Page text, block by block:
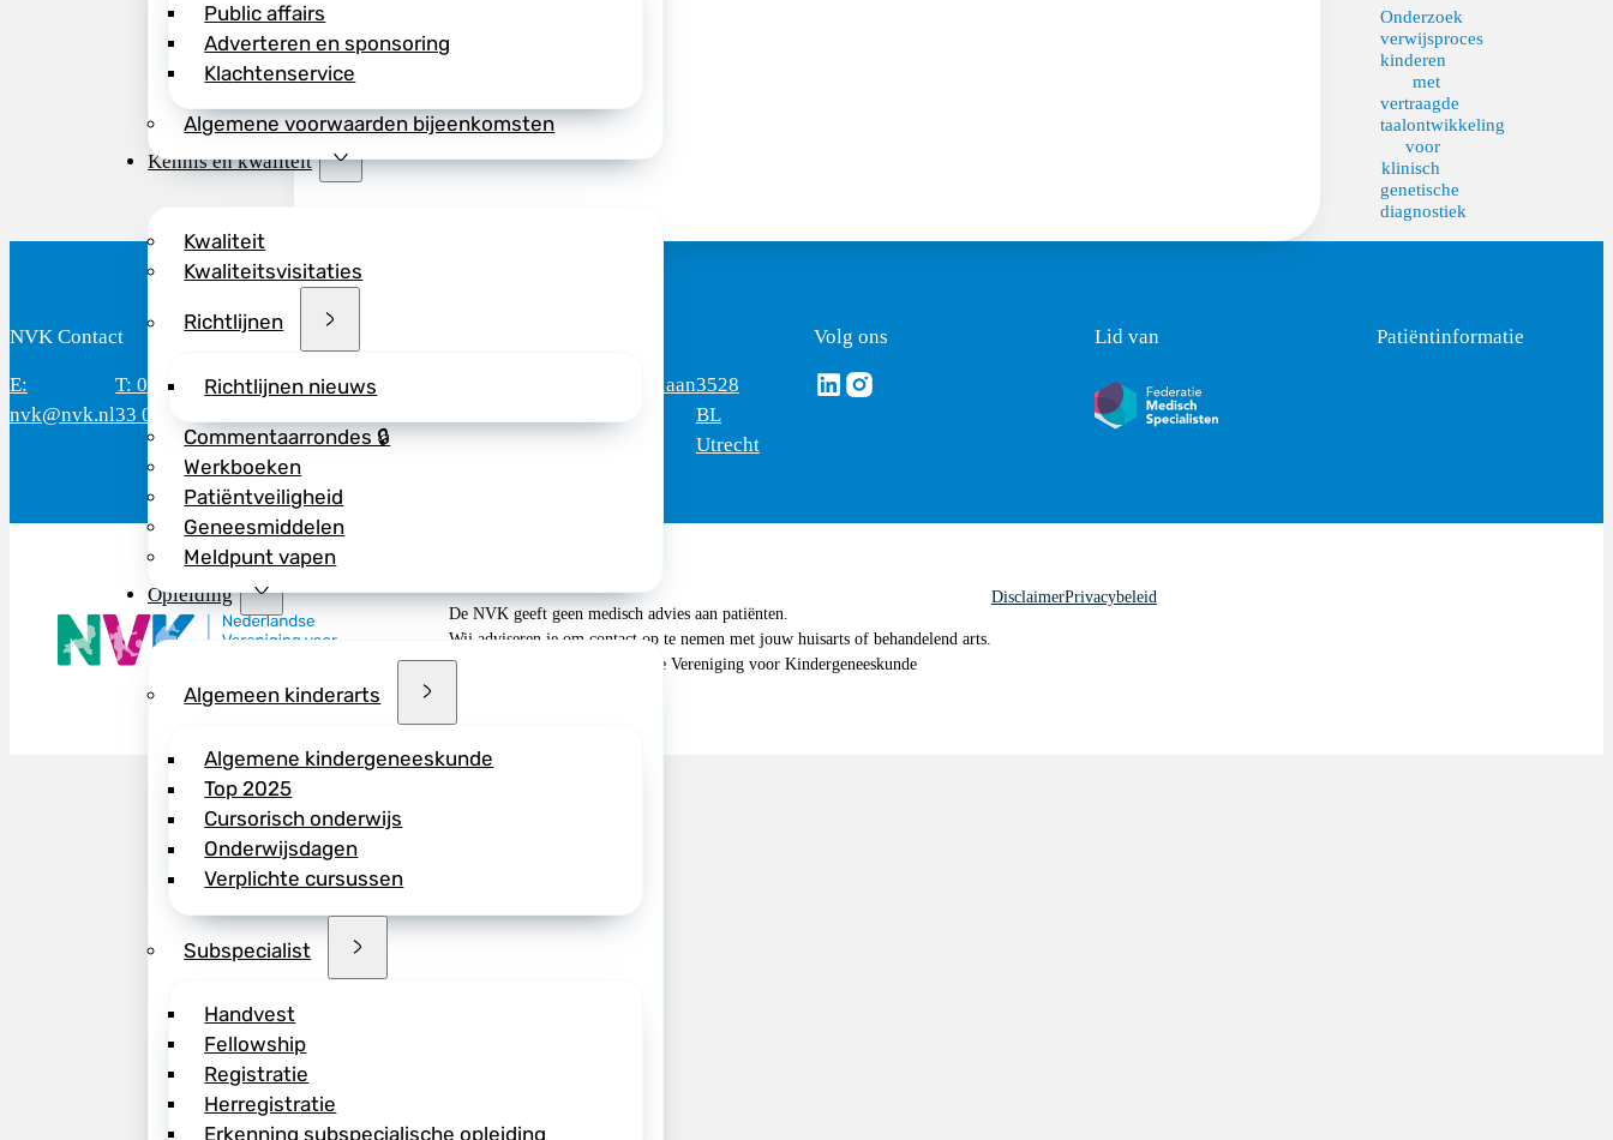
Public affairs
Adverteren en sponsoring
Klachtenservice
Algemene voorwaarden bijeenkomsten
Kennis en kwaliteit
Kwaliteit
Kwaliteitsvisitaties
Richtlijnen
Richtlijnen nieuws
Commentaarrondes 🔒
Werkboeken
Patiëntveiligheid
Geneesmiddelen
Meldpunt vapen
Opleiding
Algemeen kinderarts
Algemene kindergeneeskunde
Top 2025
Cursorisch onderwijs
Onderwijsdagen
Verplichte cursussen
Subspecialist
Handvest
Fellowship
Registratie
Herregistratie
Erkenning subspecialische opleiding
Onderzoek
verwijsproces
kinderen
met
vertraagde
taalontwikkeling
voor
klinisch
genetische
diagnostiek
NVK Contact
E:
nvk@nvk.nl
T: 088 - 282
33 06
Bereikbaar: 8.30 - 17.00 uur
Mercatorlaan3528
BL
Utrecht
Volg ons
Volg ons via Linkedin
Volg ons via Instagram
Lid van Patiëntinformatie
De NVK geeft geen medisch advies aan patiënten.
Wij adviseren je om contact op te nemen met jouw huisarts of behandelend arts.
Copyright © 2026, Nederlandse Vereniging voor Kindergeneeskunde
DisclaimerPrivacybeleid